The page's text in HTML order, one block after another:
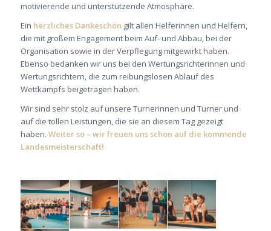
motivierende und unterstützende Atmosphäre.
Ein herzliches Dankeschön gilt allen Helferinnen und Helfern,
die mit großem Engagement beim Auf- und Abbau, bei der
Organisation sowie in der Verpflegung mitgewirkt haben.
Ebenso bedanken wir uns bei den Wertungsrichterinnen und
Wertungsrichtern, die zum reibungslosen Ablauf des
Wettkampfs beigetragen haben.
Wir sind sehr stolz auf unsere Turnerinnen und Turner und
auf die tollen Leistungen, die sie an diesem Tag gezeigt
haben. Weiter so – wir freuen uns schon auf die kommende
Landesmeisterschaft!